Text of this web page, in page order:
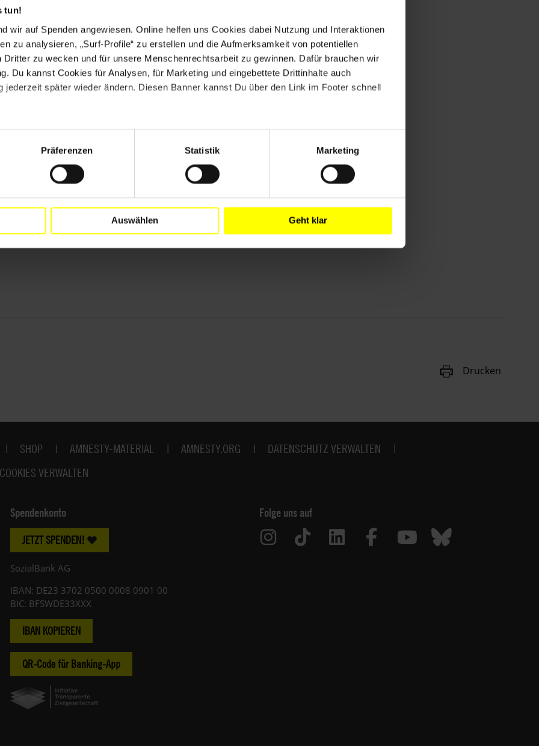
tun!
wir auf Spenden angewiesen. Online helfen uns Cookies dabei Nutzung und Interaktionen
zu analysieren, „Surf-Profile“ zu erstellen und die Aufmerksamkeit von potentiellen
Dritter zu wecken und für unsere Menschenrechtsarbeit zu gewinnen. Dafür brauchen wir
Du kannst Cookies für Analysen, für Marketing und eingebettete Drittinhalte auch
jederzeit später wieder ändern. Diesen Banner kannst Du über den Link im Footer schnell
Präferenzen Statistik Marketing
Auswählen Geht klar
wieder nach Kuwait zurückkehren. Als seine
durfte, berichtete Ali Feisel Sahad al-Ali, er
und an den Händen konnte seine Familie noch
hatten.
erforderlich. Danke an alle, die Appelle geschrieben
Drucken
SHOP AMNESTY-MATERIAL AMNESTY.ORG
DATENSCHUTZ VERWALTEN
COOKIES VERWALTEN
Spendenkonto
JETZT SPENDEN!
SozialBank AG
IBAN: DE23 3702 0500 0008 0901 00
BIC: BFSWDE33XXX
IBAN KOPIEREN
QR-Code für Banking-App
Folge uns auf